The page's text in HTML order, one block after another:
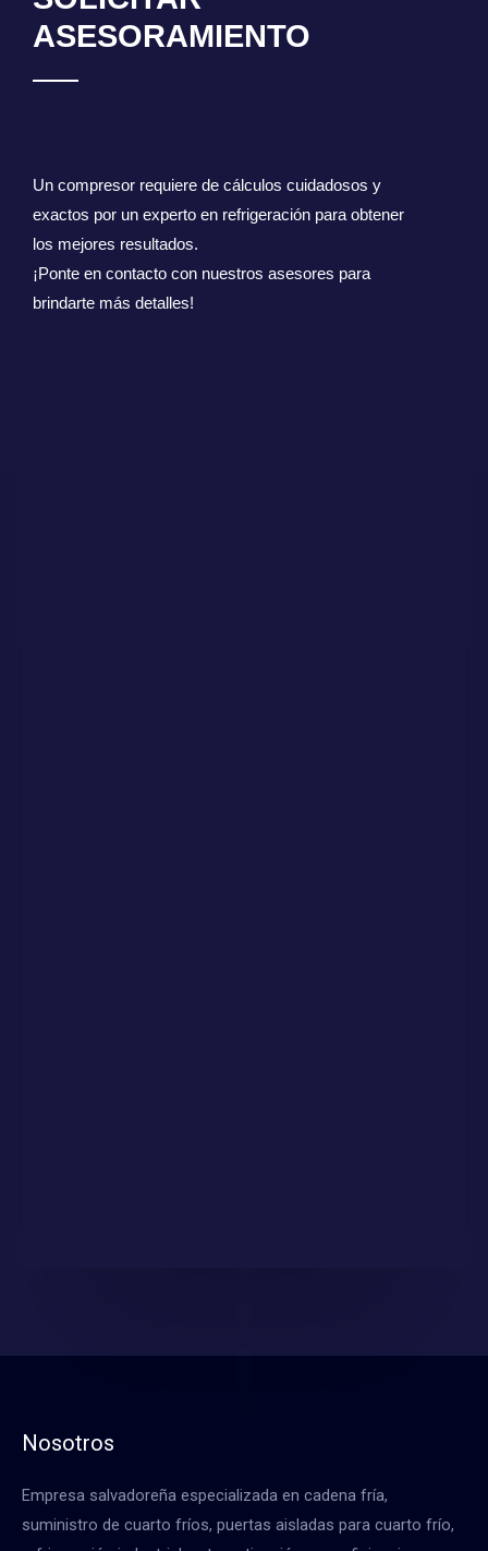
ASESORAMIENTO
Un compresor requiere de cálculos cuidadosos y
exactos por un experto en refrigeración para obtener
los mejores resultados.
¡Ponte en contacto con nuestros asesores para
brindarte más detalles!
Nosotros
Empresa salvadoreña especializada en cadena fría,
suministro de cuarto fríos, puertas aisladas para cuarto frío,